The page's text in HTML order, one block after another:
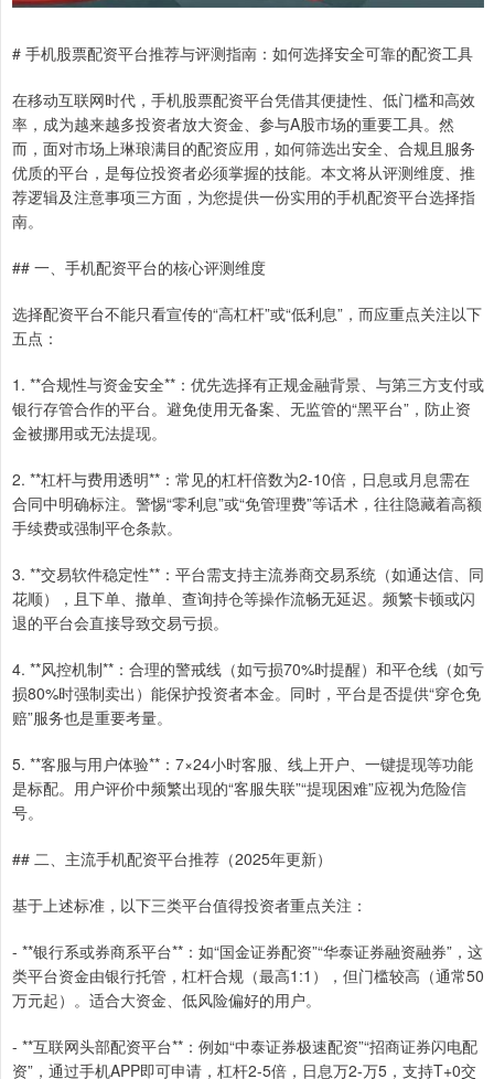
# 手机股票配资平台推荐与评测指南：如何选择安全可靠的配资工具
在移动互联网时代，手机股票配资平台凭借其便捷性、低门槛和高效
率，成为越来越多投资者放大资金、参与A股市场的重要工具。然
而，面对市场上琳琅满目的配资应用，如何筛选出安全、合规且服务
优质的平台，是每位投资者必须掌握的技能。本文将从评测维度、推
荐逻辑及注意事项三方面，为您提供一份实用的手机配资平台选择指
南。
## 一、手机配资平台的核心评测维度
选择配资平台不能只看宣传的“高杠杆”或“低利息”，而应重点关注以下
五点：
1. **合规性与资金安全**：优先选择有正规金融背景、与第三方支付或
银行存管合作的平台。避免使用无备案、无监管的“黑平台”，防止资
金被挪用或无法提现。
2. **杠杆与费用透明**：常见的杠杆倍数为2-10倍，日息或月息需在
合同中明确标注。警惕“零利息”或“免管理费”等话术，往往隐藏着高额
手续费或强制平仓条款。
3. **交易软件稳定性**：平台需支持主流券商交易系统（如通达信、同
花顺），且下单、撤单、查询持仓等操作流畅无延迟。频繁卡顿或闪
退的平台会直接导致交易亏损。
4. **风控机制**：合理的警戒线（如亏损70%时提醒）和平仓线（如亏
损80%时强制卖出）能保护投资者本金。同时，平台是否提供“穿仓免
赔”服务也是重要考量。
5. **客服与用户体验**：7×24小时客服、线上开户、一键提现等功能
是标配。用户评价中频繁出现的“客服失联”“提现困难”应视为危险信
号。
## 二、主流手机配资平台推荐（2025年更新）
基于上述标准，以下三类平台值得投资者重点关注：
- **银行系或券商系平台**：如“国金证券配资”“华泰证券融资融券”，这
类平台资金由银行托管，杠杆合规（最高1:1），但门槛较高（通常50
万元起）。适合大资金、低风险偏好的用户。
- **互联网头部配资平台**：例如“中泰证券极速配资”“招商证券闪电配
资”，通过手机APP即可申请，杠杆2-5倍，日息万2-万5，支持T+0交